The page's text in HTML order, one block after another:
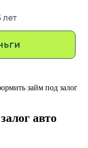
лет
займ под залог
авто